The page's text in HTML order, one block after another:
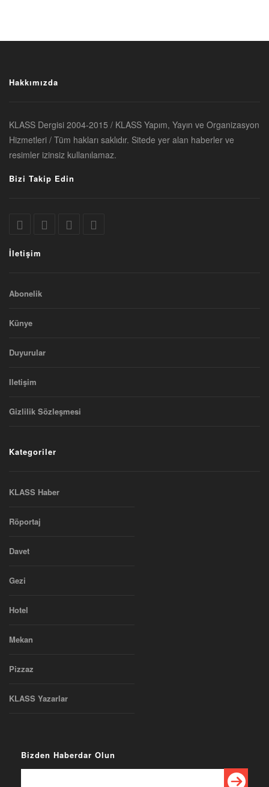
Hakkımızda
KLASS Dergisi 2004-2015 / KLASS Yapım, Yayın ve Organizasyon
Hizmetleri / Tüm hakları saklıdır. Sitede yer alan haberler ve
resimler izinsiz kullanılamaz.
Bizi Takip Edin
İletişim
Abonelik
Künye
Duyurular
Iletişim
Gizlilik Sözleşmesi
Kategoriler
KLASS Haber
Röportaj
Davet
Gezi
Hotel
Mekan
Pizzaz
KLASS Yazarlar
Bizden Haberdar Olun